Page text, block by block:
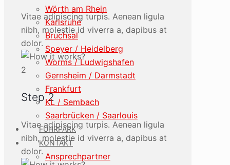
Wörth am Rhein
Karlsruhe
Bruchsal
Speyer / Heidelberg
Worms / Ludwigshafen
Gernsheim / Darmstadt
Frankfurt
KL / Sembach
Saarbrücken / Saarlouis
FUHRPARK
KONTAKT
Ansprechpartner
Vitae adipiscing turpis. Aenean ligula
nibh, molestie id viverra a, dapibus at
dolor.
2
Step 2
Vitae adipiscing turpis. Aenean ligula
nibh, molestie id viverra a, dapibus at
dolor.